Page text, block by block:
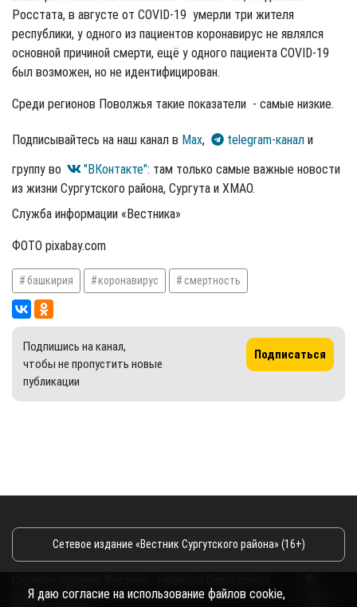
Росстата, в августе от COVID-19 умерли три жителя
республики, у одного из пациентов коронавирус не являлся
основной причиной смерти, ещё у одного пациента COVID-19
был возможен, но не идентифицирован.
Среди регионов Поволжья такие показатели - самые низкие.
Подписывайтесь на наш канал в Max, telegram-канал и
группу во
"ВКонтакте": там только самые важные новости
из жизни Сургутского района, Сургута и ХМАО.
Служба информации «Вестника»
ФОТО pixabay.com
башкирия коронавирус смертность
Подпишись на канал,
чтобы не пропустить новые
публикации
Подписаться
Сетевое издание «Вестник Сургутского района» (16+)
района и Югры
Я даю согласие на использование файлов cookie,